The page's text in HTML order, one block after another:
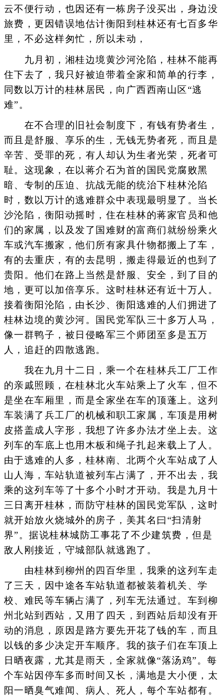
云不便行动，也因还有一栋房子没买出，身边没
旅费，更因错误地估计衡阳到桂林还有七百多华
里，不必这样匆忙，所以未动，
九月初，湘桂边境黄沙河沦陷，桂林不能再
住下去了，我只好被迫带着全家和简单的行李，
同数以万计的桂林居民，向广西西南山区“逃
难”。
在不合理的旧社会制度下，有钱有势者生，
而且是舒服、享乐的生，无钱无势者死，而且是
辛苦、受罪的死，有人却认为生者光荣，死者可
耻。这现象，在以蒋介石为首的国民党腐败黑
暗、专制的压迫、抗战无能的统治下桂林沦陷
时，数以万计的逃难群众中表现最明显了。当长
沙沦陷，衡阳动摇时，住在桂林的蒋家官员和他
们的家属，以及发了国难财的富商们就纷纷乘火
车或汽车搬家，他们所有家具什物都搬上了车，
有的去重庆，有的去昆明，搬走得最近的也到了
贵阳。他们在路上当然是舒服、安全，到了目的
地，更可以加倍享乐。这时桂林还有近十万人。
接着衡阳沦陷，由长沙、衡阳逃难的人们拥进了
桂林边境的黄沙河。国民党军队三十多万人马，
像一群鸭子，被日侵略军三个师团至多是五万
人，追赶的四散逃跑。
我在九月十二日，乘一个在桂林兵工厂工作
的亲戚照顾，在桂林北火车站乘上了火车，但不
是坐在车厢里，而是全家坐在车的顶蓬上。这列
车装满了兵工厂的机械和职工家属，车顶是用树
皮搭盖成人字形，我想了许多办法才坐上去。这
列车的车底上也用木板和绳子扎起来载上了人。
由于逃难的人多，桂林南、北两个火车站成了人
山人海，车站轨道被列车占满了，开不出去，我
乘的这列车等了十多个小时才开动。我是九月十
三日离开桂林，而防守桂林的国民党军队，这时
就开始放火烧城外的房子，美其名曰“扫清射
界”。据说桂林城防工事花了不少建筑费，但是
敌人刚接近，守城部队就逃跑了。
由桂林到柳州的四百华里，我乘的这列车走
了三天，因中途各车站轨道都被装着机关、学
校、难民等车辆占满了，列车无法通过。车到柳
州北站到西站，又用了四天，到西站后却没有开
动的消息，原因是路方要先开花了钱的车，而且
以钱的多少决定开车顺序。我的孩子们在车顶上
日晒夜露，尤其是雨天，全家就像“落汤鸡”。每
个车站因停车多而时间又长，满地是大小便，太
阳一晒臭气难闻、病人、死人，每个车站都有。